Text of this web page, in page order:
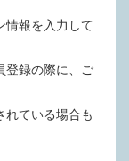
情報を入力して
登録の際に、ご
ている場合も